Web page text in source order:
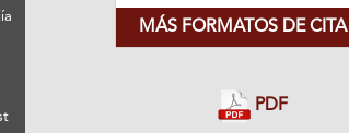
MÁS FORMATOS DE CITA
PDF